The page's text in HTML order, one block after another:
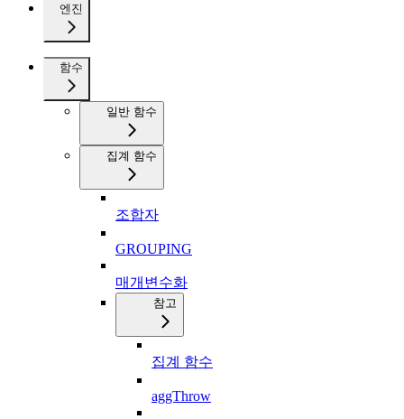
엔진
함수
일반 함수
집계 함수
조합자
GROUPING
매개변수화
참고
집계 함수
aggThrow